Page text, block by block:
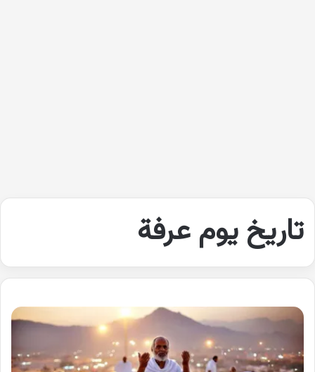
تاريخ يوم عرفة